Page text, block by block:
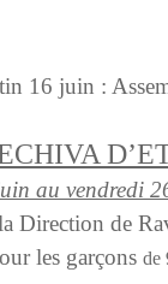
16 juin :
au vendredi
Direction de
our les garçonsde